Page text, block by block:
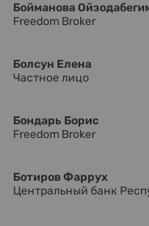
Бойманова
Freedom Broker
Болсун Елена
Частное лицо
Бондарь Борис
Freedom Broker
Ботиров Фаррух
Центральный банк